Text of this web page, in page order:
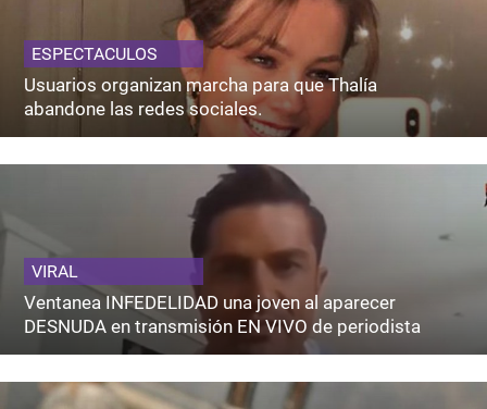
ESPECTACULOS
Usuarios organizan marcha para que Thalía
abandone las redes sociales.
VIRAL
Ventanea INFEDELIDAD una joven al aparecer
DESNUDA en transmisión EN VIVO de periodista